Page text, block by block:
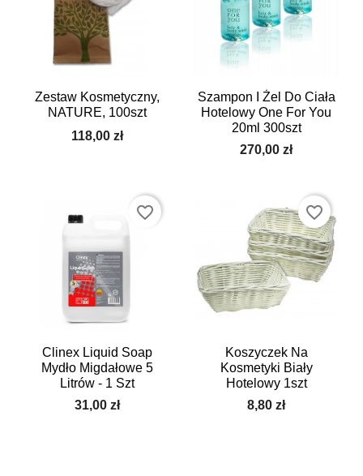
Zestaw Kosmetyczny,
NATURE, 100szt
118,00 zł
Szampon I Żel Do Ciała
Hotelowy One For You
20ml 300szt
270,00 zł
Clinex Liquid Soap
Mydło Migdałowe 5
Litrów - 1 Szt
31,00 zł
favorite_border
Koszyczek Na
Kosmetyki Biały
Hotelowy 1szt
8,80 zł
favorite_border